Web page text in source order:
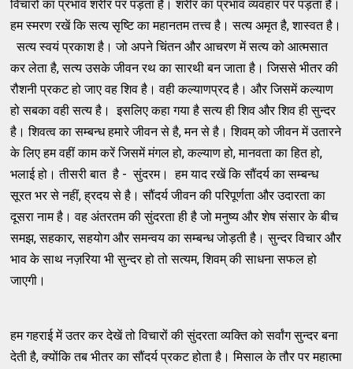
विचारों का प्रभाव शरीर पर पड़ता है। शरीर का प्रभाव व्यवहार पर पड़ता है।
हम स्मरण रखें कि सत्य सृष्टि का महानतम तत्त्व है। सत्य अमृत है, शास्वत है।
सत्य स्वयं प्रकाश है। जो अपने चिंतन और आचरण में सत्य को आत्मसात
कर लेता है, सत्य उसके जीवन रथ का सारथी बन जाता है। जिससे भीतर की
रौशनी प्रकट हो जाए वह शिव है। वही कल्याणप्रद है। और जिसमें कल्याण
हो सबका वही सत्य है। इसलिए कहा गया है सत्य ही शिव और शिव ही सुन्दर
है। शिवत्व का सम्बन्ध हमारे जीवन से है, मन से है। शिवम् को जीवन में उतारने
के लिए हम वहीं काम करें जिसमें मंगल हो, कल्याण हो, मानवता का हित हो,
भलाई हो। तीसरी बात है - सुंदरम। हम याद रखें कि सौंदर्य का सम्बन्ध
सूरत भर से नहीं, ह्रदय से है। सौंदर्य जीवन की परिपूर्णता और उदारता का
दूसरा नाम है। वह अंतरतम की सुंदरता ही है जो मनुष्य और शेष संसार के बीच
समझ, सहकार, सहयोग और समन्वय का सम्बन्ध जोड़ती है। सुन्दर विचार और
भाव के साथ नज़रिया भी सुन्दर हो तो सत्यम, शिवम् की साधना सफल हो
जाएगी।
हम गहराई में उतर कर देखें तो विचारों की सुंदरता व्यक्ति को सर्वांग सुन्दर बना
देती है, क्योंकि तब भीतर का सौंदर्य प्रकट होता है। मिसाल के तौर पर महात्मा